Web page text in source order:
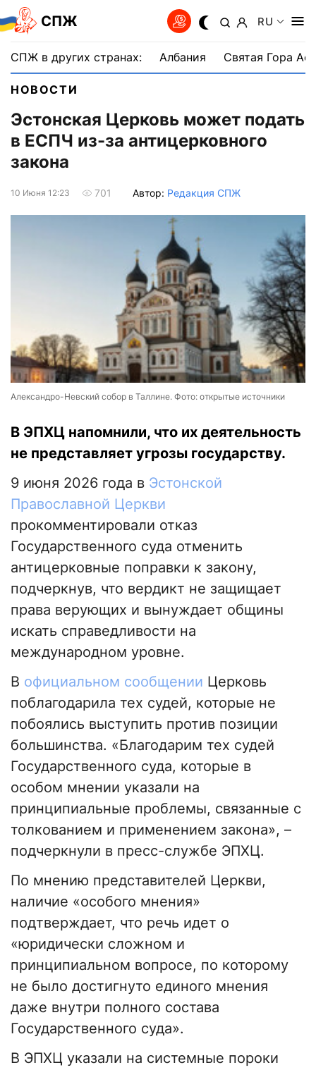
СПЖ RU
СПЖ в других странах: Албания Святая Гора
НОВОСТИ
Эстонская Церковь может подать
в ЕСПЧ из-за антицерковного
закона
10 Июня 12:23 701 Автор: Редакция СПЖ
Александро-Невский собор в Таллине. Фото: открытые источники
В ЭПХЦ напомнили, что их деятельность
не представляет угрозы государству.
9 июня 2026 года в Эстонской
Православной Церкви
прокомментировали отказ
Государственного суда отменить
антицерковные поправки к закону,
подчеркнув, что вердикт не защищает
права верующих и вынуждает общины
искать справедливости на
международном уровне.
В официальном сообщении Церковь
поблагодарила тех судей, которые не
побоялись выступить против позиции
большинства. «Благодарим тех судей
Государственного суда, которые в
особом мнении указали на
принципиальные проблемы, связанные с
толкованием и применением закона», –
подчеркнули в пресс-службе ЭПХЦ.
По мнению представителей Церкви,
наличие «особого мнения»
подтверждает, что речь идет о
«юридически сложном и
принципиальном вопросе, по которому
не было достигнуто единого мнения
даже внутри полного состава
Государственного суда».
В ЭПХЦ указали на системные пороки